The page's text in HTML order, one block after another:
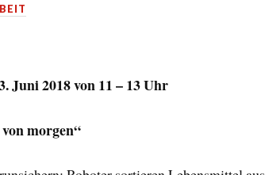
Juni 2018 von 11 – 13 Uhr
morgen“